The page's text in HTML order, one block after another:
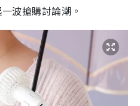
波搶購討論潮。